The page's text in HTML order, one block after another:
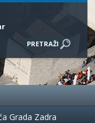
Grada Zadra